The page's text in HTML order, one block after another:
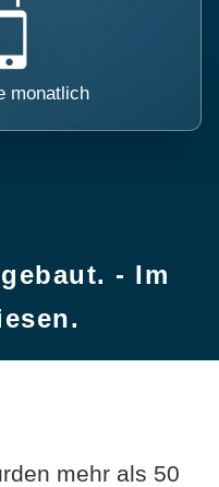
monatlich
- Im
mehr als 50